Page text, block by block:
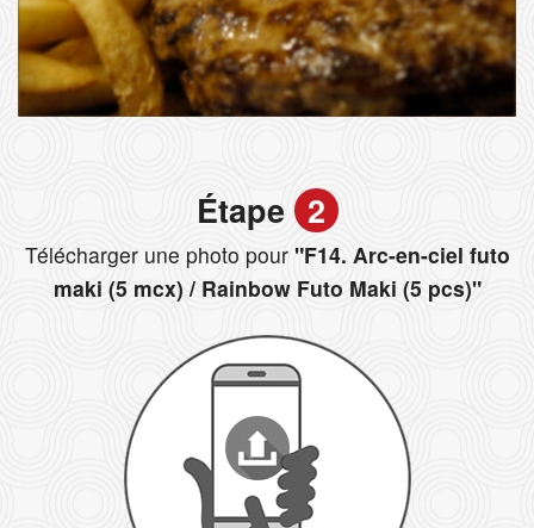
Étape 2
Télécharger une photo pour"F14. Arc-en-ciel futo
maki (5 mcx) / Rainbow Futo Maki (5 pcs)"